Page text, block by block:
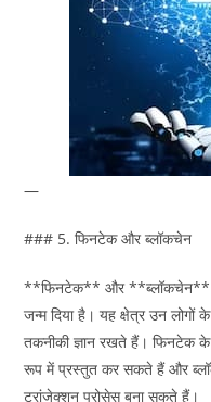
—
### 5. फिनटेक और ब्लॉकचेन
**फिनटेक** और **ब्लॉकचेन** ने
जन्म दिया है। यह क्षेत्र उन
तकनीकी ज्ञान रखते हैं। फिनटेक
रूप में प्रस्तुत कर सकते हैं और
ट्रांजेक्शन प्रोसेस बना सकते हैं।